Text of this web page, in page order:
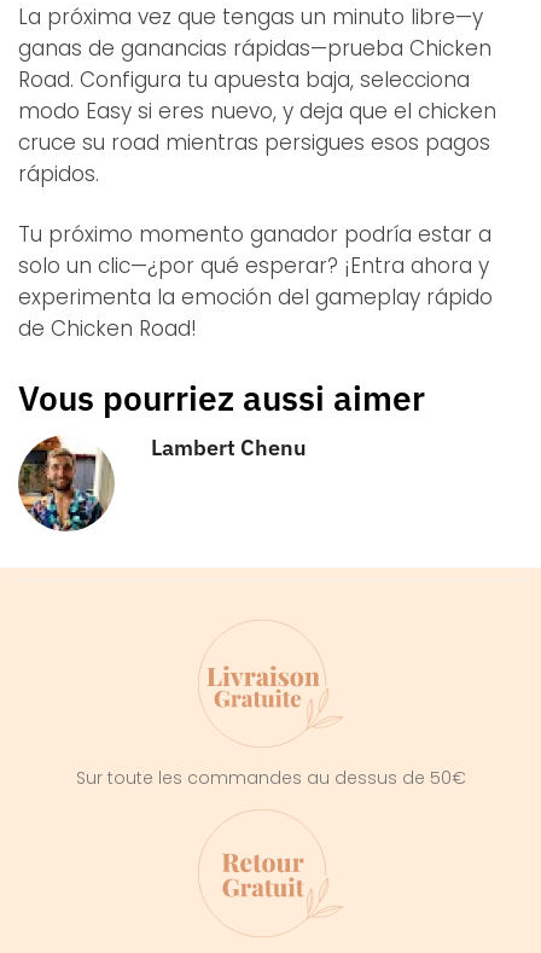
La próxima vez que tengas un minuto libre—y
ganas de ganancias rápidas—prueba Chicken
Road. Configura tu apuesta baja, selecciona
modo Easy si eres nuevo, y deja que el chicken
cruce su road mientras persigues esos pagos
rápidos.
Tu próximo momento ganador podría estar a
solo un clic—¿por qué esperar? ¡Entra ahora y
experimenta la emoción del gameplay rápido
de Chicken Road!
Vous pourriez aussi aimer
Lambert Chenu
Sur toute les commandes au dessus de 50€